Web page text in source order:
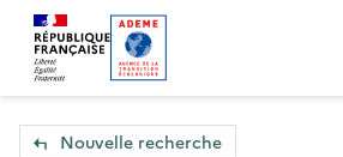
Accueil — Que Faire de mes
Nouvelle recherche